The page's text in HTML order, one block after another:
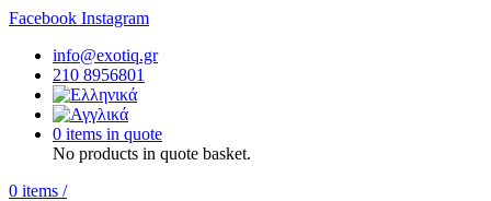
Facebook Instagram
info@exotiq.gr
210 8956801
0 items in quote
No products in quote basket.
0 items /